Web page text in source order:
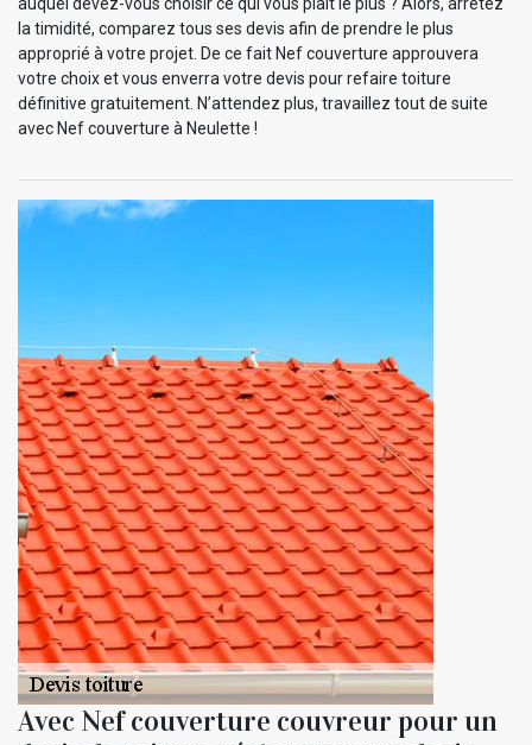
la timidité, comparez tous ses devis afin de prendre le plus
approprié à votre projet. De ce fait Nef couverture approuvera
votre choix et vous enverra votre devis pour refaire toiture
définitive gratuitement. N’attendez plus, travaillez tout de suite
avec Nef couverture à Neulette !
Avec Nef couverture couvreur pour un